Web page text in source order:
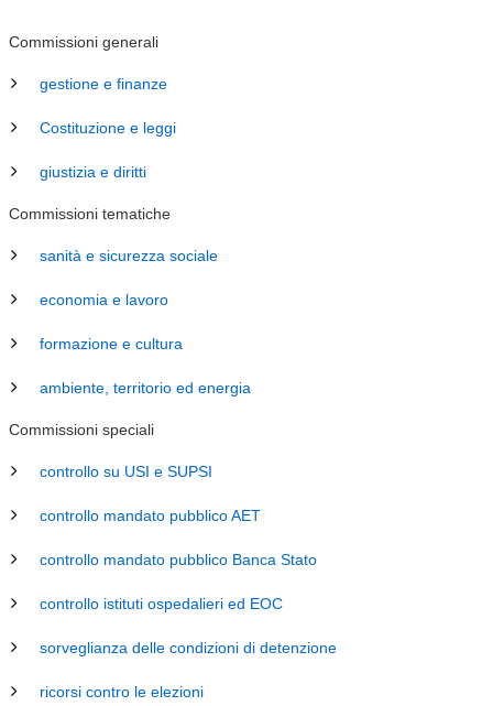
Commissioni generali
gestione e finanze
Costituzione e leggi
giustizia e diritti
Commissioni tematiche
sanità e sicurezza sociale
economia e lavoro
formazione e cultura
ambiente, territorio ed energia
Commissioni speciali
controllo su USI e SUPSI
controllo mandato pubblico AET
controllo mandato pubblico Banca Stato
controllo istituti ospedalieri ed EOC
sorveglianza delle condizioni di detenzione
ricorsi contro le elezioni